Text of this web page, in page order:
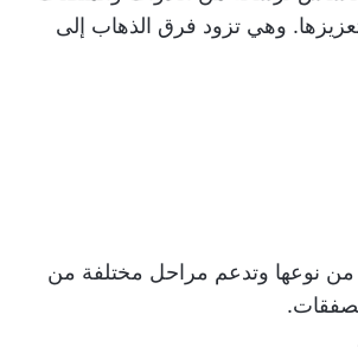
وهي تزود فرق الذهاب إلى
نوعها وتدعم مراحل مختلفة من